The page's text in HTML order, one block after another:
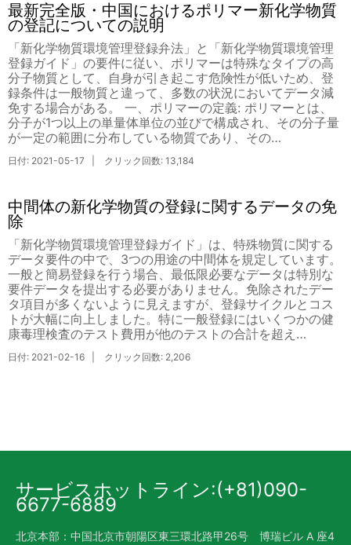
最新完全版・中国におけるポリマー新化学物質
の登記についての説明
「新化学物質環境管理登録弁法」と「新化学物質環境管理
登録ガイド」の要件に従い、ポリマーは特殊なタイプの高
分子物質として、自身が引き起こす危険性が低いため、登
録条件は一般物質と違って、多数の状況においてデータ減
免する場合がある。 一、ポリマーの定義: ポリマーとは、
分子が1つ以上の単量体単位の並びで構成され、その分子量
が一定の範囲に分布している物質であり、その…
日付: 2021-05-17 | クリック回数: 13,184
中間体の新化学物質の登録に関するデータの免
除
「新化学物質環境管理登録ガイド」は、特殊物質に関する
データ要件の中で、3つの用途の中間体を規定しています。
一般と簡易登録を行う場合、最低限必要なデータは特別な
要件データを提出する必要がありません。免除されたデー
タ項目が多くないように見えますが、登録サイクルとコス
トが大幅に向上しました。特に一般登録にはいくつかの健
康毒理検査のテスト費用が他のテストの合計を超え…
日付: 2021-02-16 | クリック回数: 2,206
サービスホットライン:(+81)090-
6677-6889
北京本部：中国北京市朝陽区東三環北路甲26号 博瑞ビル A 座4